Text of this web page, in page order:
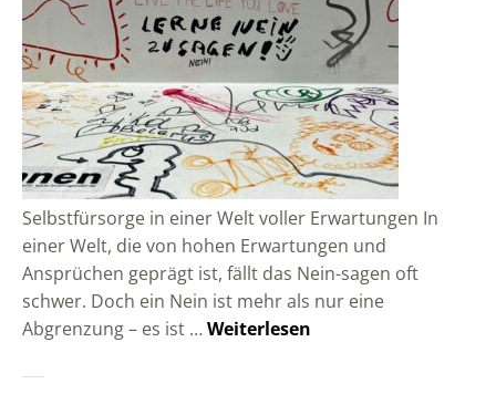
Selbstfürsorge in einer Welt voller Erwartungen In
einer Welt, die von hohen Erwartungen und
Ansprüchen geprägt ist, fällt das Nein-sagen oft
schwer. Doch ein Nein ist mehr als nur eine
Abgrenzung – es ist …Weiterlesen